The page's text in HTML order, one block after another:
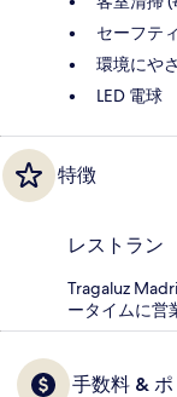
セーフテ
環境にや
LED 電球
特徴
レストラン
Tragaluz
ータイムに営
手数料 &